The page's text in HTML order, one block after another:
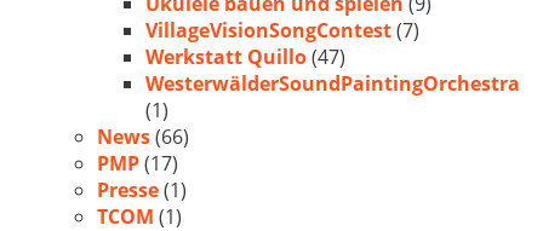
VillageVisionSongContest(7)
Werkstatt Quillo(47)
WesterwälderSoundPaintingOrchestra
(1)
News(66)
PMP(17)
Presse(1)
TCOM (1)